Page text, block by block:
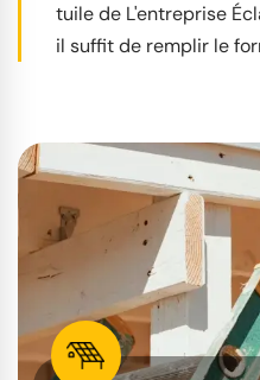
tuile de L'entreprise
il suffit de remplir le